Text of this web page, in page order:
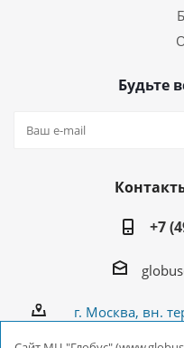
Будьте
+7
г. Москва, вн.